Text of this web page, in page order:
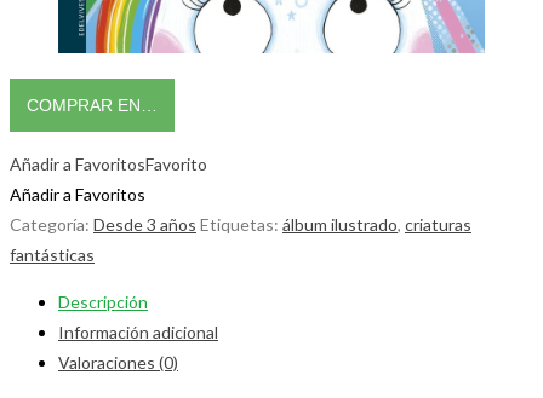
COMPRAR EN…
Añadir a FavoritosFavorito
Añadir a Favoritos
Categoría: Desde 3 años Etiquetas: álbum ilustrado, criaturas
fantásticas
Descripción
Información adicional
Valoraciones (0)